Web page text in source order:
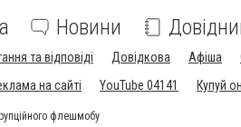
Новини
та відповіді Довідкова Афіша
на сайті YouTube 04141 Купуй
флешмобу